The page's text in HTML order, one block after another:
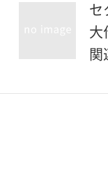
セ
大
関